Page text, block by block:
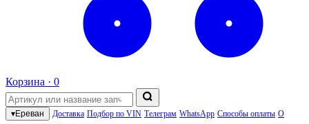
Корзина · 0
▾Ереван Доставка Подбор по VIN Телеграм WhatsApp Способы оплаты О